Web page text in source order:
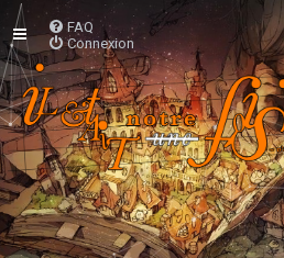
FAQ
Connexion